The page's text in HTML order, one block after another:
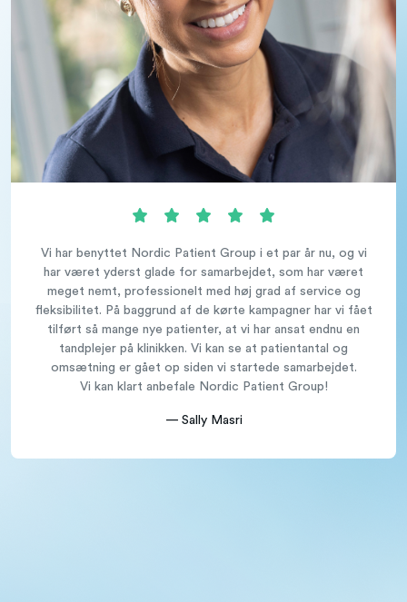
Vi har benyttet Nordic Patient Group i et par år nu, og vi
har været yderst glade for samarbejdet, som har været
meget nemt, professionelt med høj grad af service og
fleksibilitet. På baggrund af de kørte kampagner har vi fået
tilført så mange nye patienter, at vi har ansat endnu en
tandplejer på klinikken. Vi kan se at patientantal og
omsætning er gået op siden vi startede samarbejdet.
Vi kan klart anbefale Nordic Patient Group!
— Sally Masri